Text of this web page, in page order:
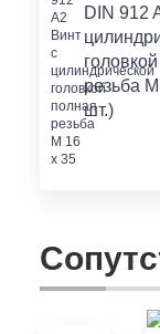
DIN 912
резьба
шт.)